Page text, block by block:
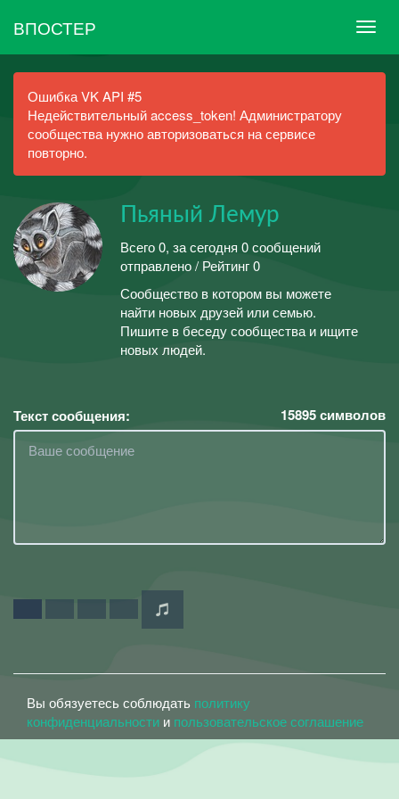
ВПОСТЕР
Ошибка VK API #5
Недействительный access_token! Администратору
сообщества нужно авторизоваться на сервисе
повторно.
Пьяный Лемур
Всего 0, за сегодня 0 сообщений
отправлено / Рейтинг 0
Сообщество в котором вы можете
найти новых друзей или семью.
Пишите в беседу сообщества и ищите
новых людей.
Текст сообщения: 15895символов
Вы обязуетесь соблюдать политику
конфиденциальности и пользовательское соглашение